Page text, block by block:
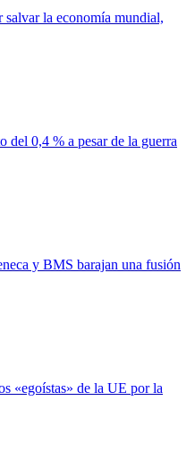
salvar la economía mundial,
del 0,4 % a pesar de la guerra
y BMS barajan una fusión
«egoístas» de la UE por la